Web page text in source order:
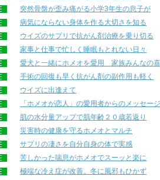
突然骨盤が歪み痛がる小学3年生の息子が
病気にならない身体を作る大切さを知る
ウイズのサプリで抗がん剤治療を乗り切る
家事と仕事で忙しく睡眠もとれない日々
愛犬と一緒にホメオを愛用 家族みんなの
手術の回復も早く抗がん剤の副作用も軽く
ウイズに出逢えて
「ホメオが恋人」の愛用者からのメッセージ
肌の水分量アップで肌年齢２０歳若返り
災害時の健康を守るホメオとマルチ
サプリの凄さを自分自身の体で実感
苦しかった喘息がホメオでスーッと楽に
極端な冷え症が改善。冬に風邪もひかず